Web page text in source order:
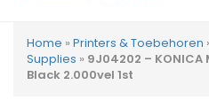
Home » Printers & Toebehoren
Supplies » 9J04202 –
Black 2.000vel 1st